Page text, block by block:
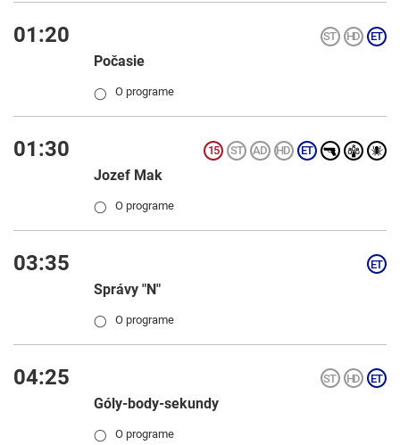
01:20
Počasie
◯ O programe
01:30
Jozef Mak
◯ O programe
03:35
Správy "N"
◯ O programe
04:25
Góly-body-sekundy
◯ O programe